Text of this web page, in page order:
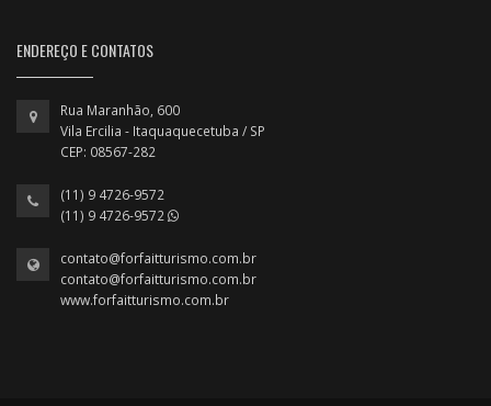
ENDEREÇO E CONTATOS
Rua Maranhão, 600
Vila Ercilia - Itaquaquecetuba / SP
CEP: 08567-282
(11) 9 4726-9572
(11) 9 4726-9572
contato@forfaitturismo.com.br
contato@forfaitturismo.com.br
www.forfaitturismo.com.br